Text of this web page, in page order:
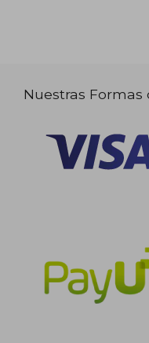
Nuestras Formas